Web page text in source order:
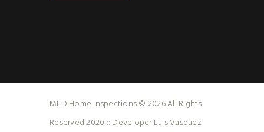
MLD Home Inspections © 2026 All Rights
Reserved 2020 :: Developer Luis Vasquez